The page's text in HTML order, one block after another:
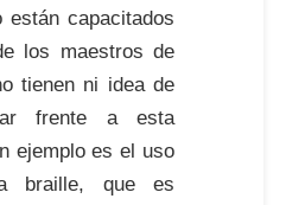
están capacitados
los maestros de
tienen ni idea de
frente a esta
ejemplo es el uso
braille, que es